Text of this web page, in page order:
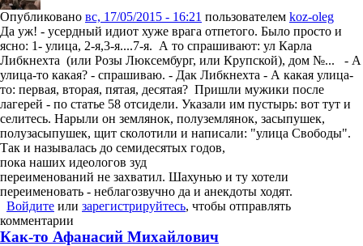
Опубликовано вс, 17/05/2015 - 16:21 пользователем koz-oleg
Да уж! - усердный идиот хуже врага отпетого. Было просто и
ясно: 1- улица, 2-я,3-я....7-я. А то спрашивают: ул Карла
Либкнехта (или Розы Люксембург, или Крупской), дом №... - А
улица-то какая? - спрашиваю. - Дак Либкнехта - А какая улица-
то: первая, вторая, пятая, десятая? Пришли мужики после
лагерей - по статье 58 отсидели. Указали им пустырь: вот тут и
селитесь. Нарыли он землянок, полуземлянок, засыпушек,
полузасыпушек, щит сколотили и написали: "улица Свободы".
Так и называлась до семидесятых годов,
пока наших идеологов зуд
переименований не захватил. Шахунью и ту хотели
переименовать - неблагозвучно да и анекдоты ходят.
Войдите или зарегистрируйтесь, чтобы отправлять
комментарии
Как-то Афанасий Михайлович